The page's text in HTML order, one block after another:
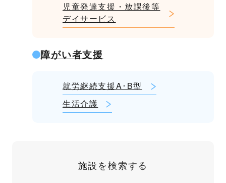
児童発達支援・放課後等
デイサービス
障がい者支援
就労継続支援A･B型
生活介護
施設を検索する